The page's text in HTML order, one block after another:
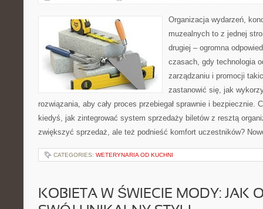
Organizacja wydarzeń,
muzealnych to z jednej
drugiej – ogromna
czasach, gdy technologia
zarządzaniu i promocji
zastanowić się, jak
rozwiązania, aby cały proces przebiegał sprawnie i bezpiecznie.
kiedyś, jak zintegrować system sprzedaży biletów z resztą
zwiększyć sprzedaż, ale też podnieść komfort uczestników?
CATEGORIES: WETERYNARIA OD KUCHNI
KOBIETA W ŚWIECIE MODY: JAK